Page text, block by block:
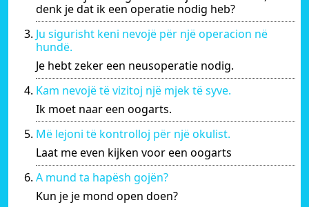
denk je dat ik een operatie nodig heb?
Ju sigurisht keni nevojë për një operacion në
hundë.
Je hebt zeker een neusoperatie nodig.
Kam nevojë të vizitoj një mjek të syve.
Ik moet naar een oogarts.
Më lejoni të kontrolloj për një okulist.
Laat me even kijken voor een oogarts
A mund ta hapësh gojën?
Kun je je mond open doen?